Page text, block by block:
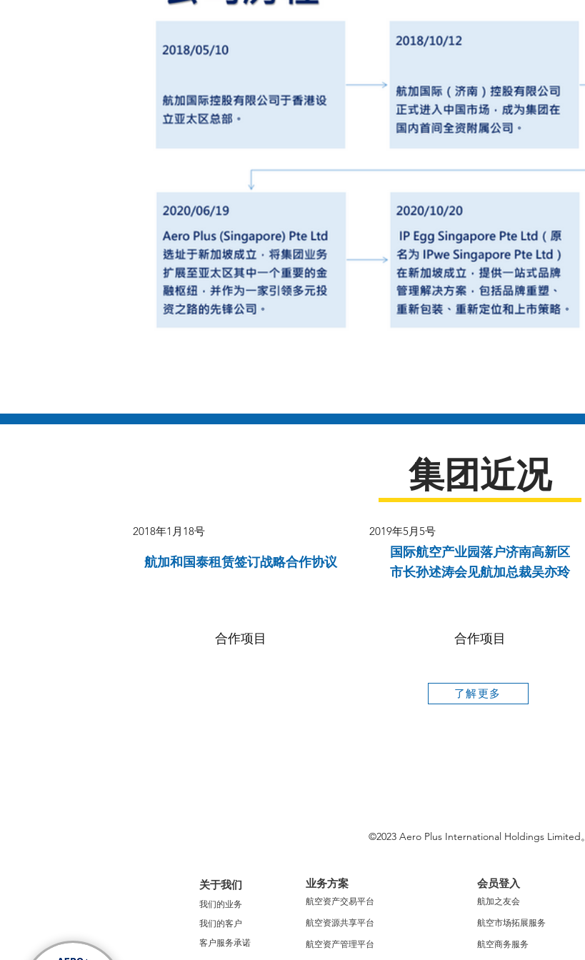
集团近况
2018年1月18号
航加和国泰租赁签订战略合作协议
2019年5月5号
国际航空产业园落户济南高新区
​市长孙述涛会见航加总裁吴亦玲
合作项目 合作项目
了解更多
©2023 Aero Plus International Holdings Limited。
关于我们
我们的业务
我们的客户
客户服务承诺
业务方案
航空资产交易平台
航空资源共享平台
航空资产管理平台
会员登入
航加之友会
航空市场拓展服务
航空商务服务